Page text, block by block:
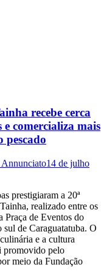
recebe cerca
e comercializa mais
pescado
Annunciato14 de julho
prestigiaram a 20ª
realizado entre os
Praça de Eventos do
de Caraguatatuba. O
e a cultura
promovido pelo
meio da Fundação